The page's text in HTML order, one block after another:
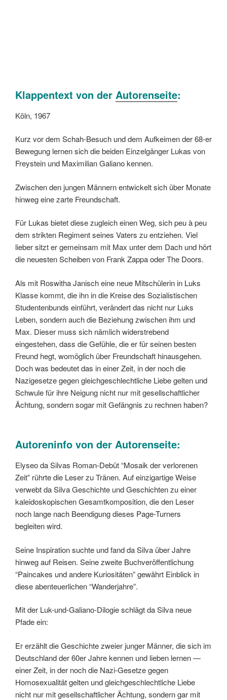
Klappentext von der Autorenseite:
Köln, 1967
Kurz vor dem Schah-Besuch und dem Aufkeimen der 68-er
Bewegung lernen sich die beiden Einzelgänger Lukas von
Freystein und Maximilian Galiano kennen.
Zwischen den jungen Männern entwickelt sich über Monate
hinweg eine zarte Freundschaft.
Für Lukas bietet diese zugleich einen Weg, sich peu à peu
dem strikten Regiment seines Vaters zu entziehen. Viel
lieber sitzt er gemeinsam mit Max unter dem Dach und hört
die neuesten Scheiben von Frank Zappa oder The Doors.
Als mit Roswitha Janisch eine neue Mitschülerin in Luks
Klasse kommt, die ihn in die Kreise des Sozialistischen
Studentenbunds einführt, verändert das nicht nur Luks
Leben, sondern auch die Beziehung zwischen ihm und
Max. Dieser muss sich nämlich widerstrebend
eingestehen, dass die Gefühle, die er für seinen besten
Freund hegt, womöglich über Freundschaft hinausgehen.
Doch was bedeutet das in einer Zeit, in der noch die
Nazigesetze gegen gleichgeschlechtliche Liebe gelten und
Schwule für ihre Neigung nicht nur mit gesellschaftlicher
Ächtung, sondern sogar mit Gefängnis zu rechnen haben?
Autoreninfo von der Autorenseite:
Elyseo da Silvas Roman-Debüt “Mosaik der verlorenen
Zeit” rührte die Leser zu Tränen. Auf einzigartige Weise
verwebt da Silva Geschichte und Geschichten zu einer
kaleidoskopischen Gesamtkomposition, die den Leser
noch lange nach Beendigung dieses Page-Turners
begleiten wird.
Seine Inspiration suchte und fand da Silva über Jahre
hinweg auf Reisen. Seine zweite Buchveröffentlichung
“Paincakes und andere Kuriositäten” gewährt Einblick in
diese abenteuerlichen “Wanderjahre”.
Mit der Luk-und-Galiano-Dilogie schlägt da Silva neue
Pfade ein:
Er erzählt die Geschichte zweier junger Männer, die sich im
Deutschland der 60er Jahre kennen und lieben lernen —
einer Zeit, in der noch die Nazi-Gesetze gegen
Homosexualität gelten und gleichgeschlechtliche Liebe
nicht nur mit gesellschaftlicher Ächtung, sondern gar mit